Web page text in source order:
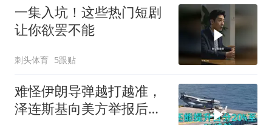
一集入坑！这些热门短剧
让你欲罢不能
刺头体育 5跟贴
难怪伊朗导弹越打越准，
泽连斯基向美方举报后，